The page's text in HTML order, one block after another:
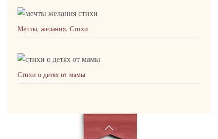
Мечты, желания. Стихи
Стихи о детях от мамы